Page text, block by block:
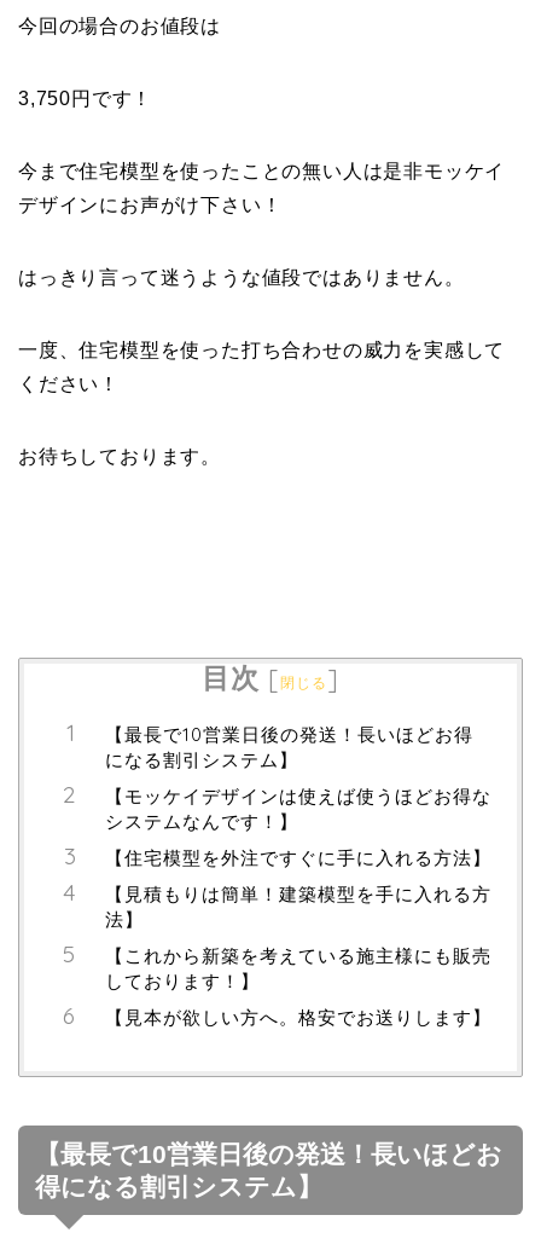
今回の場合のお値段は
3,750円です！
今まで住宅模型を使ったことの無い人は是非モッケイ
デザインにお声がけ下さい！
はっきり言って迷うような値段ではありません。
一度、住宅模型を使った打ち合わせの威力を実感して
ください！
お待ちしております。
目次 [閉じる ]
【最長で10営業日後の発送！長いほどお得
になる割引システム】
【モッケイデザインは使えば使うほどお得な
システムなんです！】
【住宅模型を外注ですぐに手に入れる方法】
【見積もりは簡単！建築模型を手に入れる方
法】
【これから新築を考えている施主様にも販売
しております！】
【見本が欲しい方へ。格安でお送りします】
【最長で10営業日後の発送！長いほどお
得になる割引システム】